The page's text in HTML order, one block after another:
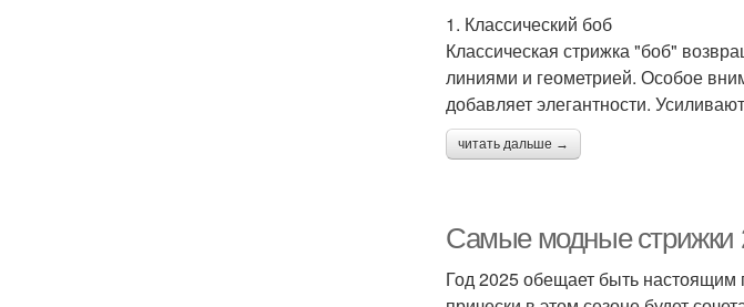
1. Классический боб
Классическая стрижка "боб"
линиями и геометрией. Особое
добавляет элегантности.
читать дальше →
Самые модные стрижки
Год 2025 обещает быть